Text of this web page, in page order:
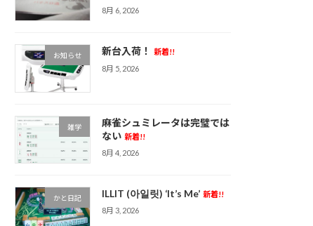
8月 6, 2026
お知らせ 新台入荷！
新着!!
8月 5, 2026
雑学
麻雀シュミレータは完璧では
ない 新着!!
8月 4, 2026
かと日記 ILLIT (아일릿) ‘It’s Me’ 新着!!
8月 3, 2026